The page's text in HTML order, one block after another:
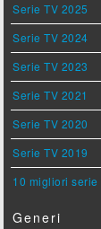
Serie TV 2025
Serie TV 2024
Serie TV 2023
Serie TV 2021
Serie TV 2020
Serie TV 2019
10 migliori serie
Generi